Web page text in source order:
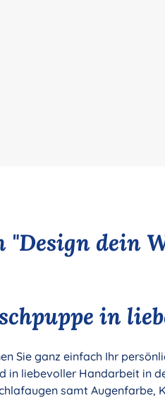
dein
in
Sie ganz einfach Ihr
in liebevoller Handarbeit in
samt